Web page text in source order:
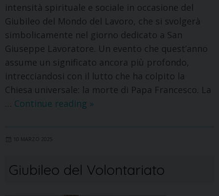
intensità spirituale e sociale in occasione del
Giubileo del Mondo del Lavoro, che si svolgerà
simbolicamente nel giorno dedicato a San
Giuseppe Lavoratore. Un evento che quest’anno
assume un significato ancora più profondo,
intrecciandosi con il lutto che ha colpito la
Chiesa universale: la morte di Papa Francesco. La
… Continue reading »
10 MARZO 2025
Giubileo del Volontariato